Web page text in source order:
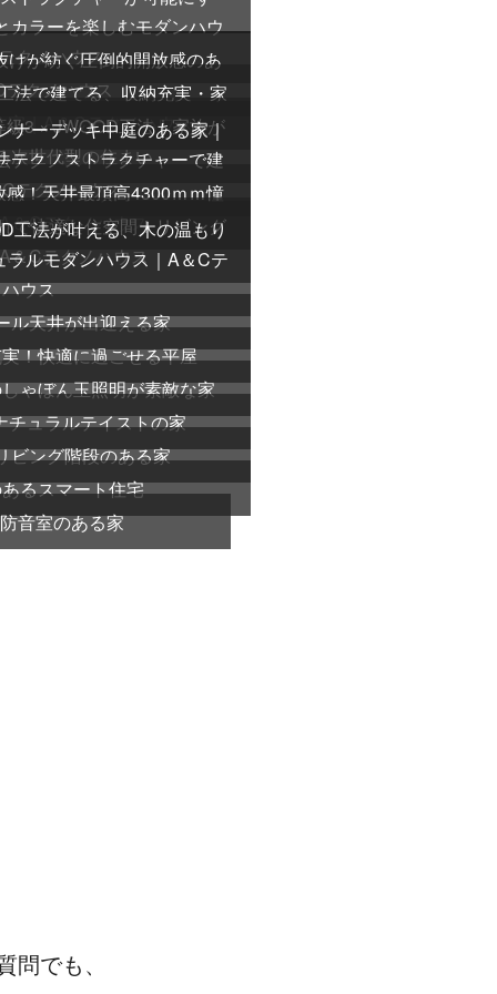
カラーを楽しむモダンハウ
クノハウス
が紡ぐ圧倒的開放感のあ
クノハウス
法で建てる、収納充実・家
｜A＆Cテクノハウス
3 × JWOOD工法｜家族が
次世代型の住まい
ナーデッキ中庭のある家｜
テクノストラクチャーで建
テクノハウス
！天井最頂高4300ｍｍ憧
＆Cテクノハウス
で快適な住空間！リビング
＆Cテクノハウス
工法が叶える、木の温もり
ルモダンハウス｜A＆Cテ
ウス
ル天井が出迎える家
！快適に過ごせる平屋
ゃぼん玉照明が素敵な家
チュラルテイストの家
ビング階段のある家
るスマート住宅
音室のある家
でも、